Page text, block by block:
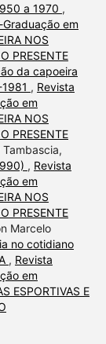
a 1970 ,
em
NOS
PRESENTE
da capoeira
, Revista
em
NOS
PRESENTE
, Revista
em
NOS
PRESENTE
Marcelo
no cotidiano
, Revista
em
ESPORTIVAS E